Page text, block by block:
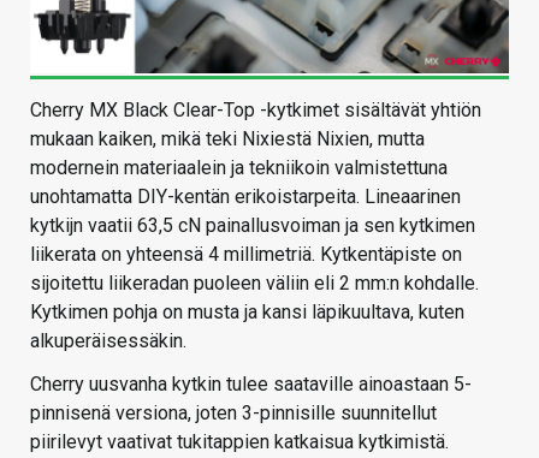
Cherry MX Black Clear-Top -kytkimet sisältävät yhtiön
mukaan kaiken, mikä teki Nixiestä Nixien, mutta
modernein materiaalein ja tekniikoin valmistettuna
unohtamatta DIY-kentän erikoistarpeita. Lineaarinen
kytkijn vaatii 63,5 cN painallusvoiman ja sen kytkimen
liikerata on yhteensä 4 millimetriä. Kytkentäpiste on
sijoitettu liikeradan puoleen väliin eli 2 mm:n kohdalle.
Kytkimen pohja on musta ja kansi läpikuultava, kuten
alkuperäisessäkin.
Cherry uusvanha kytkin tulee saataville ainoastaan 5-
pinnisenä versiona, joten 3-pinnisille suunnitellut
piirilevyt vaativat tukitappien katkaisua kytkimistä.